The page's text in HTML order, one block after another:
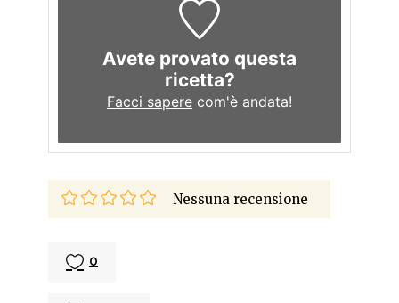
Avete provato questa
ricetta?
Facci sapere com'è andata!
Nessuna recensione
0